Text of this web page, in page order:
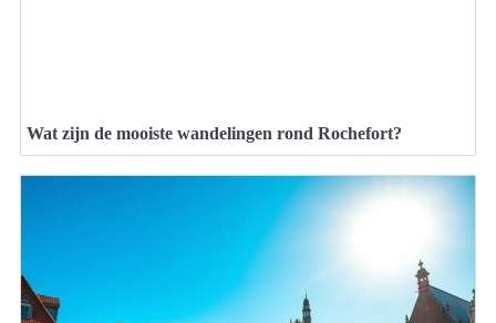
Wat zijn de mooiste wandelingen rond Rochefort?